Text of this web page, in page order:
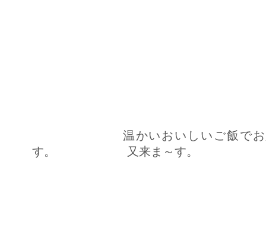
温かいおいしいご飯でお腹を
す。 又来ま～す。